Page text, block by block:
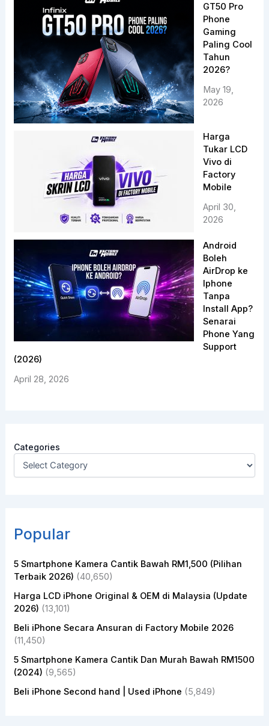
GT50 Pro
Phone
Gaming
Paling Cool
Tahun
2026?
May 19,
2026
Harga
Tukar LCD
Vivo di
Factory
Mobile
April 30,
2026
Android
Boleh
AirDrop ke
Iphone
Tanpa
Install App?
Senarai
Phone Yang
Support
(2026)
April 28, 2026
Categories
Popular
5 Smartphone Kamera Cantik Bawah RM1,500 (Pilihan
Terbaik 2026) (40,650)
Harga LCD iPhone Original & OEM di Malaysia (Update
2026) (13,101)
Beli iPhone Secara Ansuran di Factory Mobile 2026
(11,450)
5 Smartphone Kamera Cantik Dan Murah Bawah RM1500
(2024) (9,565)
Beli iPhone Second hand | Used iPhone (5,849)